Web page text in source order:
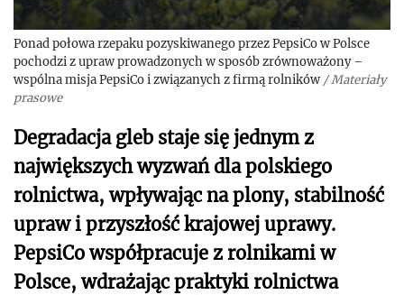
Ponad połowa rzepaku pozyskiwanego przez PepsiCo w Polsce
pochodzi z upraw prowadzonych w sposób zrównoważony –
wspólna misja PepsiCo i związanych z firmą rolników/Materiały
prasowe
Degradacja gleb staje się jednym z
największych wyzwań dla polskiego
rolnictwa, wpływając na plony, stabilność
upraw i przyszłość krajowej uprawy.
PepsiCo współpracuje z rolnikami w
Polsce, wdrażając praktyki rolnictwa